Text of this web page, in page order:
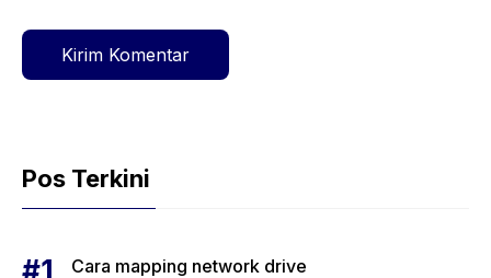
Pos Terkini
Cara mapping network drive